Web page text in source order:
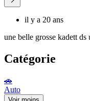
il y a 20 ans
une belle grosse kadett
Catégorie
🚗
Auto